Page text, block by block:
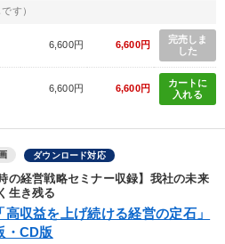
す）
6,600円 6,600円
完売しま
した
6,600円 6,600円
カートに
入れる
ダウンロード対応
の経営戦略セミナー収録】我社の未来
生き残る
高収益を上げ続ける経営の定石」
・CD版